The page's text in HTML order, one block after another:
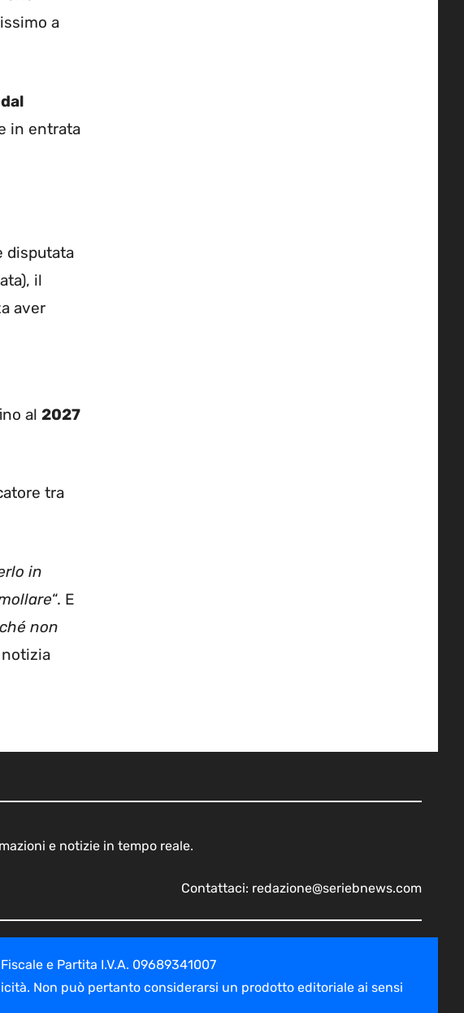
a
in entrata
disputata
il
aver
al 2027
tra
in
“. E
non
e notizie in tempo reale.
Contattaci: redazione@seriebnews.com
e Partita I.V.A. 09689341007
Non può pertanto considerarsi un prodotto editoriale ai sensi